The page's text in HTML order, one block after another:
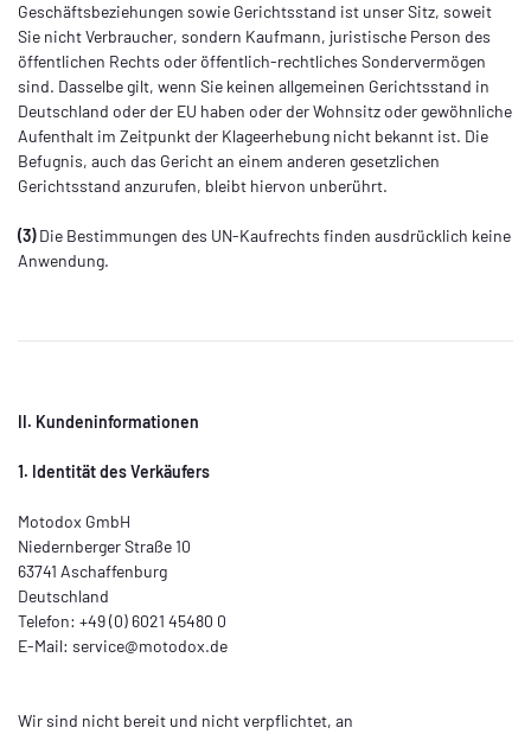
Geschäftsbeziehungen sowie Gerichtsstand ist unser Sitz, soweit
Sie nicht Verbraucher, sondern Kaufmann, juristische Person des
öffentlichen Rechts oder öffentlich-rechtliches Sondervermögen
sind. Dasselbe gilt, wenn Sie keinen allgemeinen Gerichtsstand in
Deutschland oder der EU haben oder der Wohnsitz oder gewöhnliche
Aufenthalt im Zeitpunkt der Klageerhebung nicht bekannt ist. Die
Befugnis, auch das Gericht an einem anderen gesetzlichen
Gerichtsstand anzurufen, bleibt hiervon unberührt.
(3)Die Bestimmungen des UN-Kaufrechts finden ausdrücklich keine
Anwendung.
II. Kundeninformationen
1. Identität des Verkäufers
Motodox GmbH
Niedernberger Straße 10
63741 Aschaffenburg
Deutschland
Telefon: +49 (0) 6021 45480 0
E-Mail: service@motodox.de
Wir sind nicht bereit und nicht verpflichtet, an